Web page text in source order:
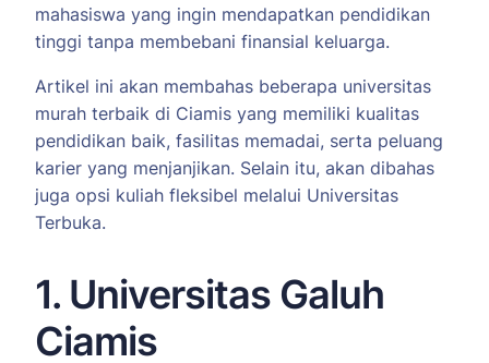
mahasiswa yang ingin mendapatkan pendidikan
tinggi tanpa membebani finansial keluarga.
Artikel ini akan membahas beberapa universitas
murah terbaik di Ciamis yang memiliki kualitas
pendidikan baik, fasilitas memadai, serta peluang
karier yang menjanjikan. Selain itu, akan dibahas
juga opsi kuliah fleksibel melalui Universitas
Terbuka.
1. Universitas Galuh
Ciamis